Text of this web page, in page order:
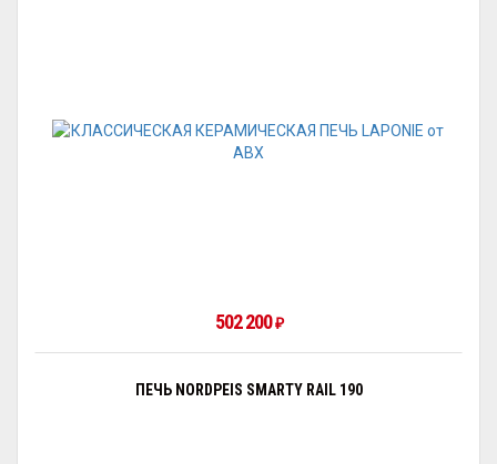
502 200 ₽
ПЕЧЬ NORDPEIS SMARTY RAIL 190